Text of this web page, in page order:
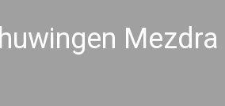
Mezdra